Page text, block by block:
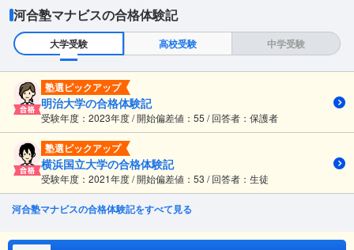
河合塾マナビスの合格体験記
大学受験 高校受験 中学受験
塾選ピックアップ
明治大学の合格体験記
受験年度：2023年度 / 開始偏差値：55 / 回答者：保護者
塾選ピックアップ
横浜国立大学の合格体験記
受験年度：2021年度 / 開始偏差値：53 / 回答者：生徒
河合塾マナビスの合格体験記をすべて見る